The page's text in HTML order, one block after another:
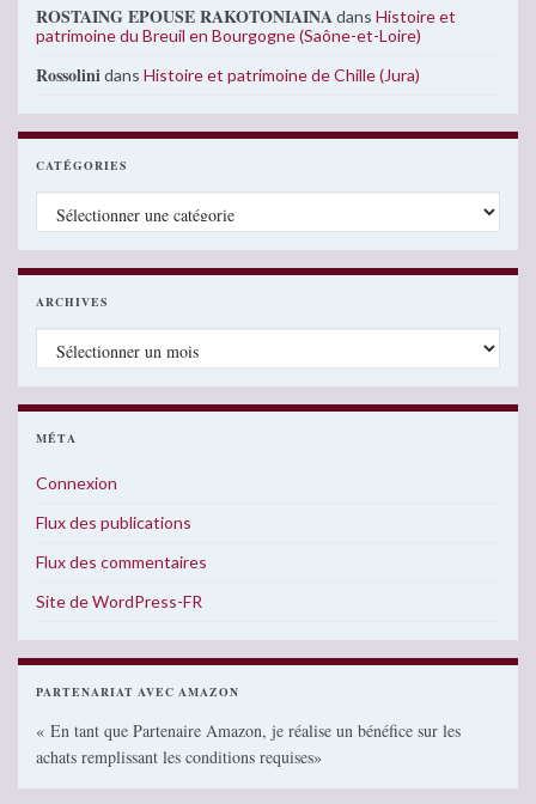
ROSTAING EPOUSE RAKOTONIAINAdans Histoire et
patrimoine du Breuil en Bourgogne (Saône-et-Loire)
Rossolinidans Histoire et patrimoine de Chille (Jura)
CATÉGORIES
Catégories
ARCHIVES
Archives
MÉTA
Connexion
Flux des publications
Flux des commentaires
Site de WordPress-FR
PARTENARIAT AVEC AMAZON
« En tant que Partenaire Amazon, je réalise un bénéfice sur les
achats remplissant les conditions requises»